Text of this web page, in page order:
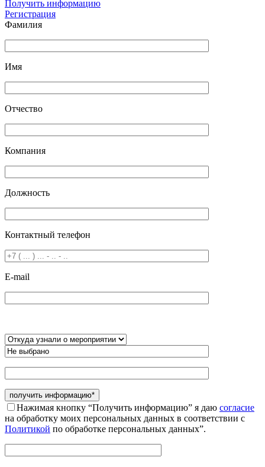
Получить информацию
Регистрация
Фамилия
Имя
Отчество
Компания
Должность
Контактный телефон
E-mail
Нажимая кнопку “Получить информацию” я даю согласие
на обработку моих персональных данных в соответствии с
Политикой по обработке персональных данных”.